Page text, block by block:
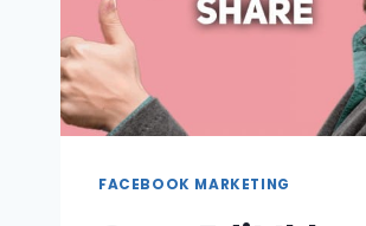
FACEBOOK MARKETING